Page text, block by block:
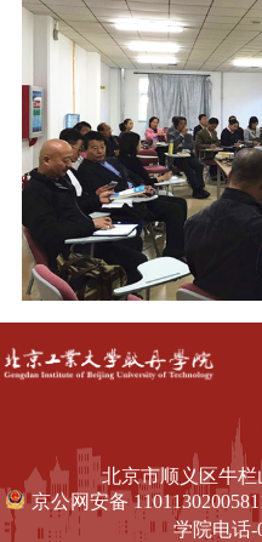
北京市顺义区牛
京公网安备
学院电话-